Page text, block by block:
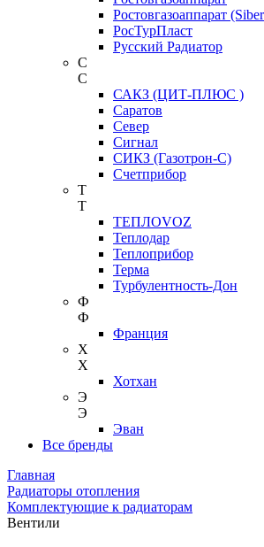
Ростовгазоаппарат
РосТурПласт
Русский Радиатор
С
С
САКЗ (ЦИТ-ПЛЮС )
Саратов
Север
Сигнал
СИКЗ (Газотрон-С)
Счетприбор
Т
Т
ТЕПЛОVOZ
Теплодар
Теплоприбор
Терма
Турбулентность-Дон
Ф
Ф
Франция
Х
Х
Хотхан
Э
Э
Эван
Все бренды
Главная
Радиаторы отопления
Комплектующие к радиаторам
Вентили